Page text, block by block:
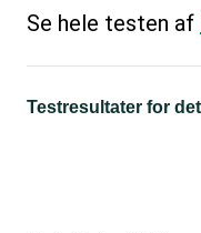
Se hele testen af
Testresultater for